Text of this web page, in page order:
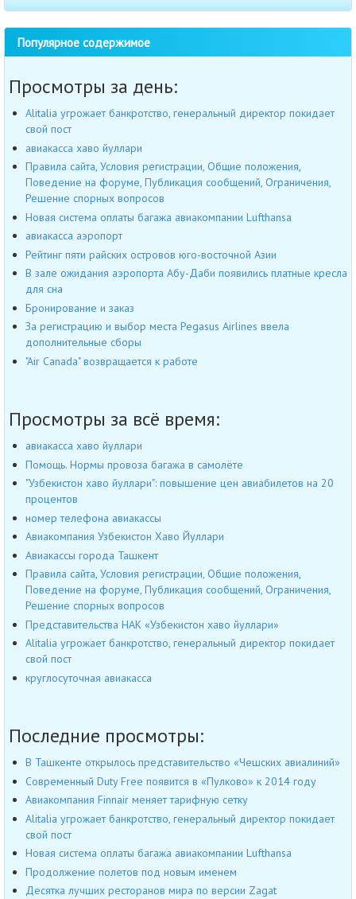
Популярное содержимое
Просмотры за день:
Alitalia угрожает банкротство, генеральный директор покидает
свой пост
авиакасса хаво йуллари
Правила сайта, Условия регистрации, Общие положения,
Поведение на форуме, Публикация сообщений, Ограничения,
Решение спорных вопросов
Новая система оплаты багажа авиакомпании Lufthansa
авиакасса аэропорт
Рейтинг пяти райских островов юго-восточной Азии
В зале ожидания аэропорта Абу-Даби появились платные кресла
для сна
Бронирование и заказ
За регистрацию и выбор места Pegasus Airlines ввела
дополнительные сборы
"Air Canada" возвращается к работе
Просмотры за всё время:
авиакасса хаво йуллари
Помощь. Нормы провоза багажа в самолёте
"Узбекистон хаво йуллари": повышение цен авиабилетов на 20
процентов
номер телефона авиакассы
Авиакомпания Узбекистон Хаво Йуллари
Авиакассы города Ташкент
Правила сайта, Условия регистрации, Общие положения,
Поведение на форуме, Публикация сообщений, Ограничения,
Решение спорных вопросов
Представительства НАК «Узбекистон хаво йуллари»
Alitalia угрожает банкротство, генеральный директор покидает
свой пост
круглосуточная авиакасса
Последние просмотры:
В Ташкенте открылось представительство «Чешских авиалиний»
Современный Duty Free появится в «Пулково» к 2014 году
Авиакомпания Finnair меняет тарифную сетку
Alitalia угрожает банкротство, генеральный директор покидает
свой пост
Новая система оплаты багажа авиакомпании Lufthansa
Продолжение полетов под новым именем
Десятка лучших ресторанов мира по версии Zagat